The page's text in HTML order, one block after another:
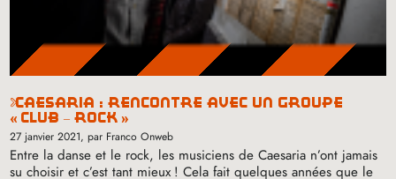
caesaria : rencontre avec un groupe
« club – rock »
27 janvier 2021, par Franco Onweb
Entre la danse et le rock, les musiciens de Caesaria n’ont jamais
su choisir et c’est tant mieux ! Cela fait quelques années que le